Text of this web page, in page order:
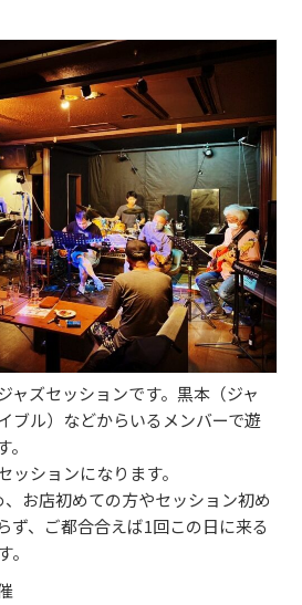
CONTACT
ライブ出演者募集！！
楽器機材等
初心者POPS
ャズセッションです。黒本（ジャ
ブル）などからいるメンバーで遊
ッションになります。
お店初めての方やセッション初め
ず、ご都合合えば1回この日に来る